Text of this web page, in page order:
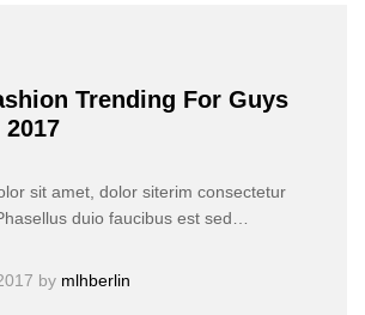
Trending For Guys
sit amet, dolor siterim consectetur
duio faucibus est sed…
by mlhberlin